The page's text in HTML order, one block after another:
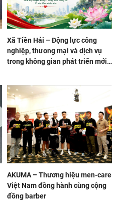
Xã Tiền Hải – Động lực công
nghiệp, thương mại và dịch vụ
trong không gian phát triển mới
AKUMA – Thương hiệu men-care
Việt Nam đồng hành cùng cộng
đồng barber